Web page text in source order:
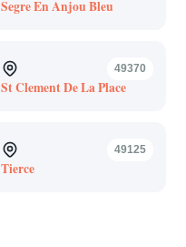
Segre En Anjou Bleu
49370
St Clement De La Place
49125
Tierce